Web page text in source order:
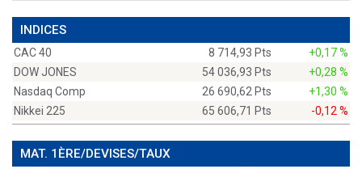
INDICES
CAC 40 8 714,93 Pts
+0,17 %
DOW JONES
54 036,93 Pts
+0,28 %
Nasdaq Comp
26 690,62 Pts
+1,30 %
Nikkei 225
65 606,71 Pts -0,12 %
MAT. 1ÈRE/DEVISES/TAUX